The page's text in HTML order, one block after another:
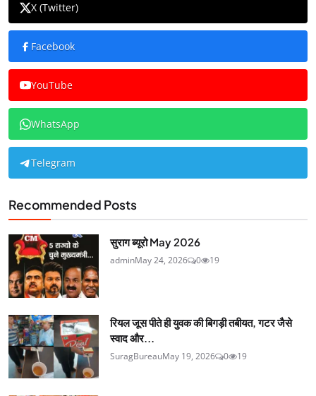
X (Twitter)
Facebook
YouTube
WhatsApp
Telegram
Recommended Posts
सुराग ब्यूरो May 2026
adminMay 24, 2026 0 19
रियल जूस पीते ही युवक की बिगड़ी तबीयत, गटर जैसे
स्वाद और...
SuragBureauMay 19, 2026 0 19